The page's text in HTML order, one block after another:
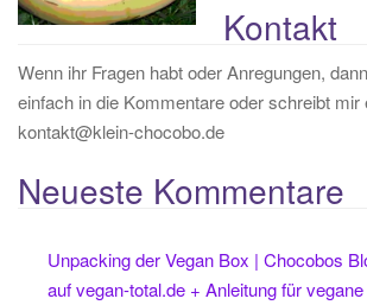
Kontakt
Wenn ihr Fragen habt oder Anregungen,
einfach in die Kommentare oder schreibt mir
kontakt@klein-chocobo.de
Neueste Kommentare
Unpacking der Vegan Box | Chocobos
auf vegan-total.de + Anleitung für